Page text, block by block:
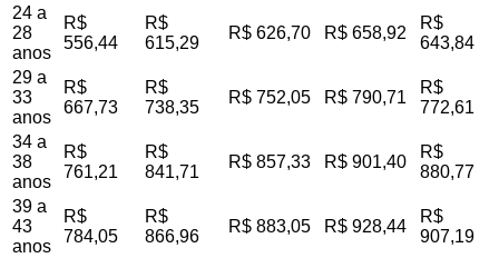
24 a
28
anos
R$
556,44
R$
615,29
R$ 626,70 R$ 658,92
R$
643,84
29 a
33
anos
R$
667,73
R$
738,35
R$ 752,05 R$ 790,71
R$
772,61
34 a
38
anos
R$
761,21
R$
841,71
R$ 857,33 R$ 901,40
R$
880,77
39 a
43
anos
R$
784,05
R$
866,96
R$ 883,05 R$ 928,44
R$
907,19